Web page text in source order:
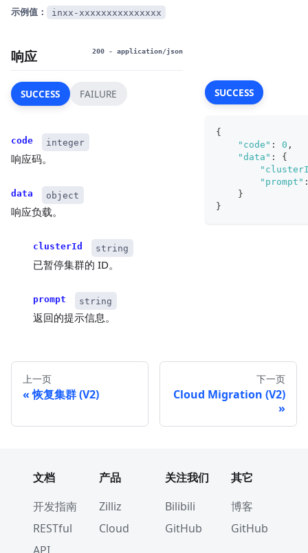
示例值： inxx-xxxxxxxxxxxxxxx
响应 200 - application/json
SUCCESS
code integer
响应码。
data object
响应负载。
clusterId string
已暂停集群的 ID。
prompt string
返回的提示信息。
FAILURE SUCCESS
{
"code" : 0 ,
"data" :
{
"prompt"
}
}
上一页
恢复集群 (V2)
下一页
Cloud Migration (V2)
文档
开发指南
RESTful
产品
Zilliz
Cloud
关注我们
Bilibili
GitHub
其它
博客
GitHub